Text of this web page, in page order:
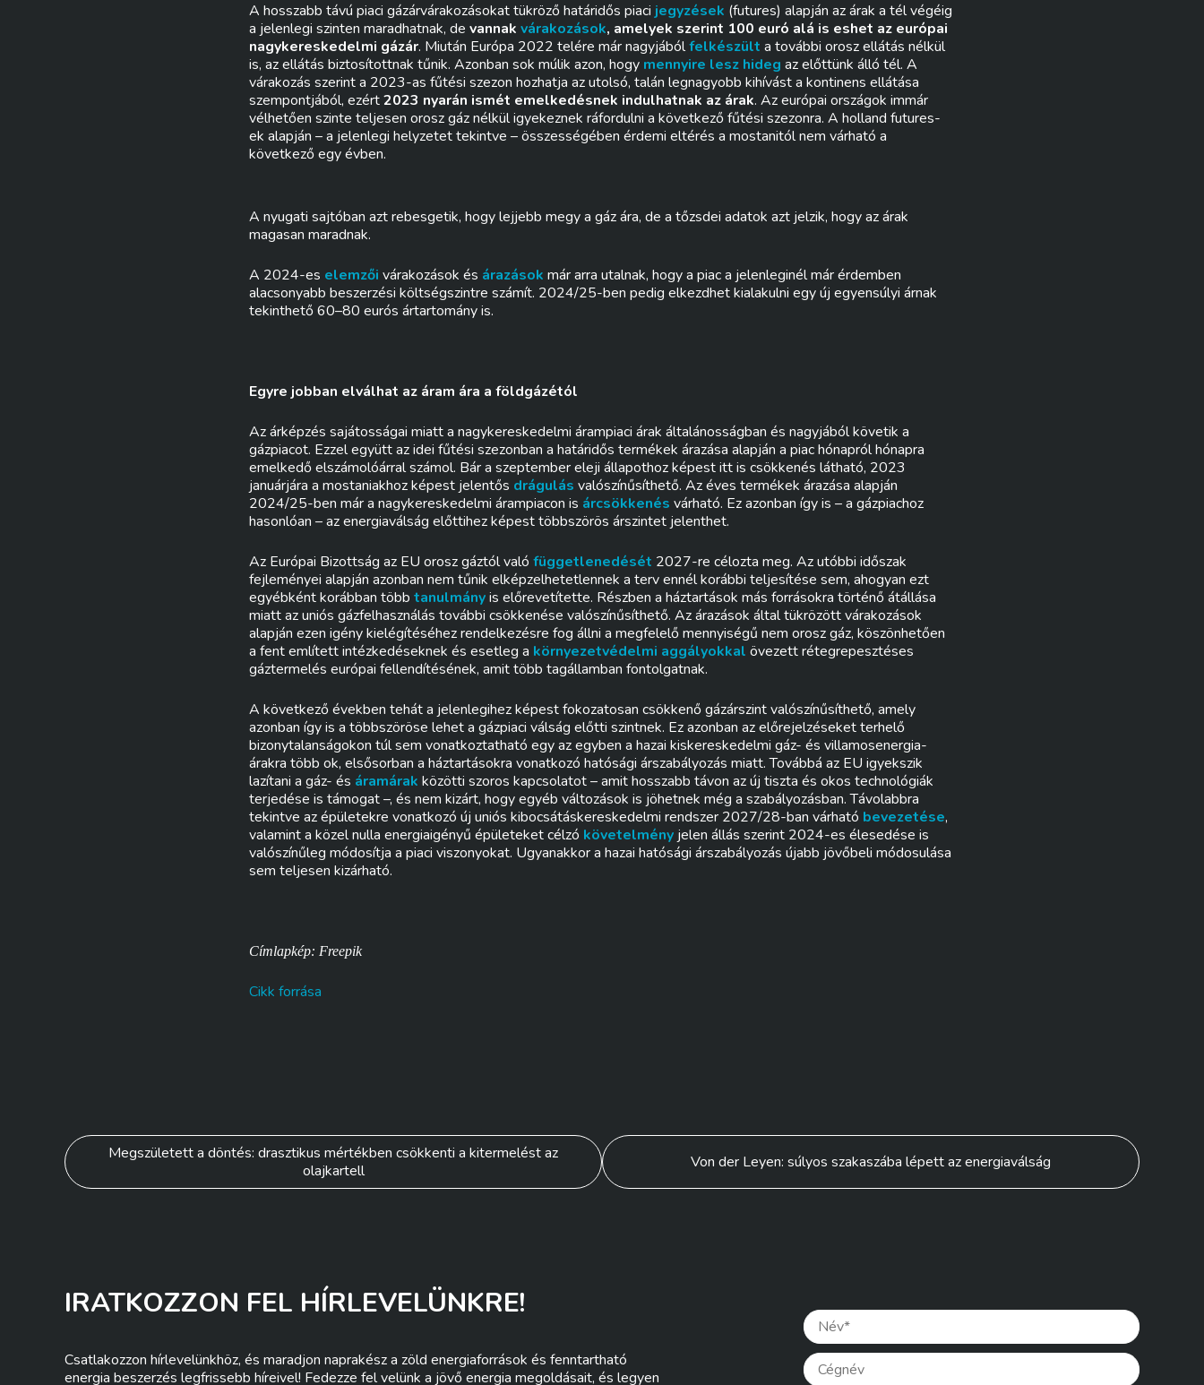
A hosszabb távú piaci gázárvárakozásokat tükröző határidős piaci jegyzések (futures) alapján az árak a tél végéig
a jelenlegi szinten maradhatnak, de vannak várakozások, amelyek szerint 100 euró alá is eshet az európai
nagykereskedelmi gázár. Miután Európa 2022 telére már nagyjábólfelkészült a további orosz ellátás nélkül
is, az ellátás biztosítottnak tűnik. Azonban sok múlik azon, hogy mennyire lesz hideg az előttünk álló tél. A
várakozás szerint a 2023-as fűtési szezon hozhatja az utolsó, talán legnagyobb kihívást a kontinens ellátása
szempontjából, ezért2023 nyarán ismét emelkedésnek indulhatnak az árak. Az európai országok immár
vélhetően szinte teljesen orosz gáz nélkül igyekeznek ráfordulni a következő fűtési szezonra. A holland futures-
ek alapján – a jelenlegi helyzetet tekintve – összességében érdemi eltérés a mostanitól nem várható a
következő egy évben.
A nyugati sajtóban azt rebesgetik, hogy lejjebb megy a gáz ára, de a tőzsdei adatok azt jelzik, hogy az árak
magasan maradnak.
A 2024-es elemzői várakozások és árazások már arra utalnak, hogy a piac a jelenleginél már érdemben
alacsonyabb beszerzési költségszintre számít. 2024/25-ben pedig elkezdhet kialakulni egy új egyensúlyi árnak
tekinthető 60–80 eurós ártartomány is.
Egyre jobban elválhat az áram ára a földgázétól
Az árképzés sajátosságai miatt a nagykereskedelmi árampiaci árak általánosságban és nagyjából követik a
gázpiacot. Ezzel együtt az idei fűtési szezonban a határidős termékek árazása alapján a piac hónapról hónapra
emelkedő elszámolóárral számol. Bár a szeptember eleji állapothoz képest itt is csökkenés látható, 2023
januárjára a mostaniakhoz képest jelentős drágulás valószínűsíthető. Az éves termékek árazása alapján
2024/25-ben már a nagykereskedelmi árampiacon is árcsökkenés várható. Ez azonban így is – a gázpiachoz
hasonlóan – az energiaválság előttihez képest többszörös árszintet jelenthet.
Az Európai Bizottság az EU orosz gáztól való függetlenedését 2027-re célozta meg. Az utóbbi időszak
fejleményei alapján azonban nem tűnik elképzelhetetlennek a terv ennél korábbi teljesítése sem, ahogyan ezt
egyébként korábban több tanulmányis előrevetítette. Részben a háztartások más forrásokra történő átállása
miatt az uniós gázfelhasználás további csökkenése valószínűsíthető. Az árazások által tükrözött várakozások
alapján ezen igény kielégítéséhez rendelkezésre fog állni a megfelelő mennyiségű nem orosz gáz, köszönhetően
a fent említett intézkedéseknek és esetleg a környezetvédelmi aggályokkal övezett rétegrepesztéses
gáztermelés európai fellendítésének, amit több tagállamban fontolgatnak.
A következő években tehát a jelenlegihez képest fokozatosan csökkenő gázárszint valószínűsíthető, amely
azonban így is a többszöröse lehet a gázpiaci válság előtti szintnek. Ez azonban az előrejelzéseket terhelő
bizonytalanságokon túl sem vonatkoztatható egy az egyben a hazai kiskereskedelmi gáz- és villamosenergia-
árakra több ok, elsősorban a háztartásokra vonatkozó hatósági árszabályozás miatt. Továbbá az EU igyekszik
lazítani a gáz- és áramárak közötti szoros kapcsolatot – amit hosszabb távon az új tiszta és okos technológiák
terjedése is támogat –, és nem kizárt, hogy egyéb változások is jöhetnek még a szabályozásban. Távolabbra
tekintve az épületekre vonatkozó új uniós kibocsátáskereskedelmi rendszer 2027/28-ban várható bevezetése,
valamint a közel nulla energiaigényű épületeket célzó követelmény jelen állás szerint 2024-es élesedése is
valószínűleg módosítja a piaci viszonyokat. Ugyanakkor a hazai hatósági árszabályozás újabb jövőbeli módosulása
sem teljesen kizárható.
Címlapkép: Freepik
Cikk forrása
Bejegyzés
navigáció
Megszületett a döntés: drasztikus mértékben csökkenti a kitermelést az
olajkartell
Von der Leyen: súlyos szakaszába lépett az energiaválság
IRATKOZZON FEL HÍRLEVELÜNKRE!
Csatlakozzon hírlevelünkhöz, és maradjon naprakész a zöld energiaforrások és fenntartható
energia beszerzés legfrissebb híreivel! Fedezze fel velünk a jövő energia megoldásait, és legyen